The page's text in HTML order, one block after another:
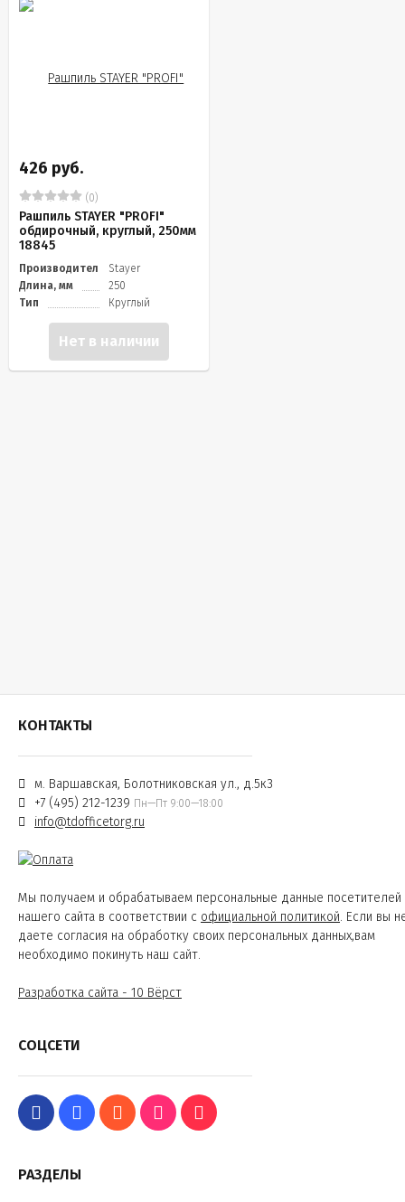
426 руб.
(0)
Рашпиль STAYER "PROFI"
обдирочный, круглый, 250мм
18845
Производитель
Stayer
Длина, мм
250
Тип
Круглый
Нет в наличии
КОНТАКТЫ
м. Варшавская, Болотниковская ул., д.5к3
+7 (495) 212-1239 Пн—Пт 9:00—18:00
info@tdofficetorg.ru
Мы получаем и обрабатываем персональные данные посетителей
нашего сайта в соответствии с официальной политикой. Если вы
даете согласия на обработку своих персональных данных,вам
необходимо покинуть наш сайт.
Разработка сайта - 10 Вёрст
СОЦСЕТИ
РАЗДЕЛЫ